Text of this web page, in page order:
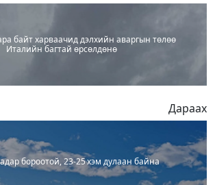
байт харваачид дэлхийн аваргын төлөө
Италийн багтай өрсөлдөнө
Дараах
бороотой, 23-25 хэм дулаан байна